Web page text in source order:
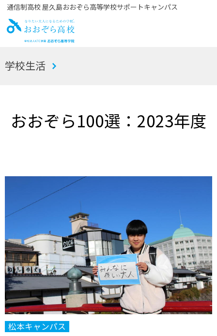
通信制高校 屋久島おおぞら高等学校サポートキャンパス
お
学校生活
おおぞら100選：2023年度
松本キャンパス